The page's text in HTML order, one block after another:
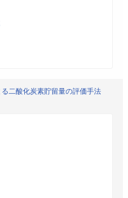
二酸化炭素貯留量の評価手法